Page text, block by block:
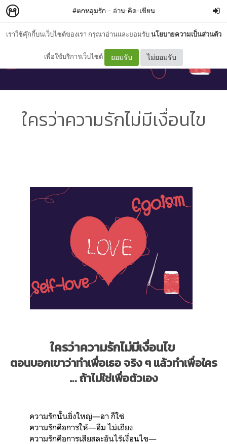
เราใช้คุ๊กกี้บนเว็บไซต์ของเรา กรุณาอ่านและยอมรับนโยบายความเป็นส่วนตัว
เพื่อใช้บริการเว็บไซต์ ยอมรับ ไม่ยอมรับ
#ตกหลุมรัก – อ่าน-คิด-เขียน
ใครว่าความรักไม่มีเงื่อนไข
ใครว่าความรักไม่มีเงื่อนไข
ตอนบอกเขาว่าทำเพื่อเธอ จริง ๆ แล้วทำเพื่อใคร
… ถ้าไม่ใช่เพื่อตัวเอง
ความรักนั้นยิ่งใหญ่—อา ก็ใช่
ความรักคือการให้—อืม ไม่เถียง
ความรักคือการเสียสละอันไร้เงื่อนไข—